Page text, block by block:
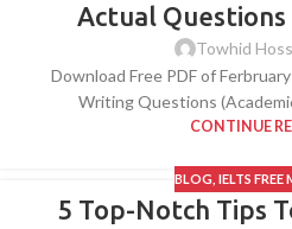
Actual Questions
Towhid
Download Free PDF of
Writing Questions
CONTINUE
BLOG IELTS FREE
5 Top-Notch Tips